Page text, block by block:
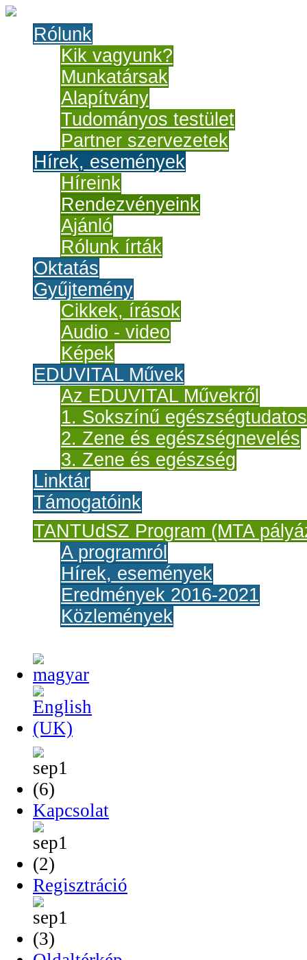
Rólunk
Kik vagyunk?
Munkatársak
Alapítvány
Tudományos testület
Partner szervezetek
Hírek, események
Híreink
Rendezvényeink
Ajánló
Rólunk írták
Oktatás
Gyűjtemény
Cikkek, írások
Audio - video
Képek
EDUVITAL Művek
Az EDUVITAL Művekről
1. Sokszínű
2. Zene és egészségnevelés
3. Zene és egészség
Linktár
Támogatóink
TANTUdSZ Program (MTA
A programról
Hírek, események
Eredmények 2016-2021
Közlemények
Kapcsolat
Regisztráció